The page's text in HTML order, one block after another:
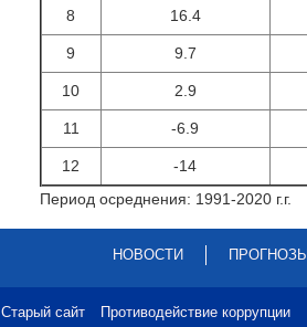
8 16.4
9 9.7
10 2.9
11 -6.9
12 -14
Период осреднения: 1991-2020 г.г.
НОВОСТИ ПРОГНОЗЫ
Старый сайт Противодействие коррупции